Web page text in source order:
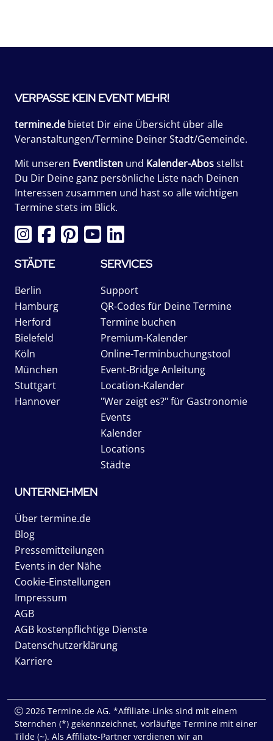
VERPASSE KEIN EVENT MEHR!
termine.de bietet Dir eine Übersicht über alle
Veranstaltungen/Termine Deiner Stadt/Gemeinde.
Mit unseren Eventlisten und Kalender-Abosstellst
Du Dir Deine ganz persönliche Liste nach Deinen
Interessen zusammen und hast so alle wichtigen
Termine stets im Blick.
STÄDTE
Berlin
Hamburg
Herford
Bielefeld
Köln
München
Stuttgart
Hannover
SERVICES
Support
QR-Codes für Deine Termine
Termine buchen
Premium-Kalender
Online-Terminbuchungstool
Event-Bridge Anleitung
Location-Kalender
"Wer zeigt es?" für Gastronomie
Events
Kalender
Locations
Städte
UNTERNEHMEN
Über termine.de
Blog
Pressemitteilungen
Events in der Nähe
Cookie-Einstellungen
Impressum
AGB
AGB kostenpflichtige Dienste
Datenschutzerklärung
Karriere
2026 Termine.de AG. *Affiliate-Links sind mit einem
Sternchen (*) gekennzeichnet, vorläufige Termine mit einer
Tilde (~). Als Affiliate-Partner verdienen wir an